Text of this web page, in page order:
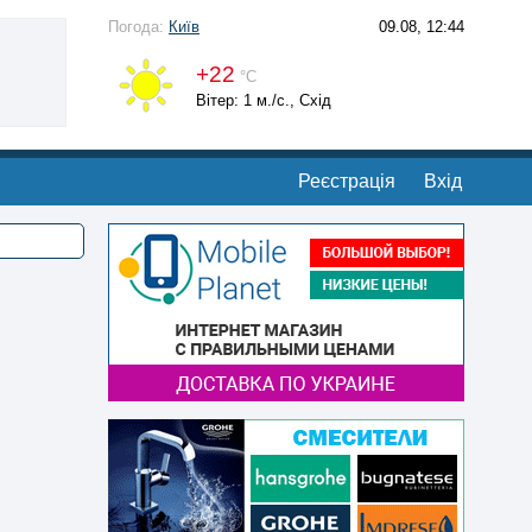
Погода: Київ 09.08, 12:44
+22 °С
Вітер: 1 м./с., Схід
Реєстрація Вхід